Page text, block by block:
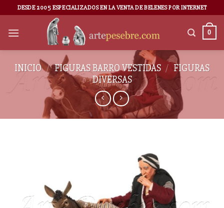
DESDE 2005 ESPECIALIZADOS EN LA VENTA DE BELENES POR INTERNET
0
INICIO / FIGURAS BARRO VESTIDAS / FIGURAS
DIVERSAS